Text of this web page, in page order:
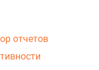
отчетов